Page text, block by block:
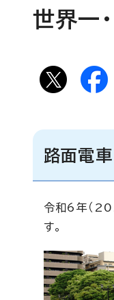
世界一
路面電
令和6年（
す。